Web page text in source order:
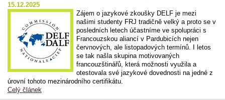
15.12.2025
Zájem o jazykové zkoušky DELF je mezi
našimi studenty FRJ tradičně velký a proto se v
posledních letech účastníme ve spolupráci s
Francouzskou aliancí v Pardubicích nejen
červnových, ale listopadových termínů. I letos
se tak našla skupina motivovaných
francouzštinářů, která možnosti využila a
otestovala své jazykové dovednosti na jedné z
úrovní tohoto mezinárodního certifikátu.
Celý článek